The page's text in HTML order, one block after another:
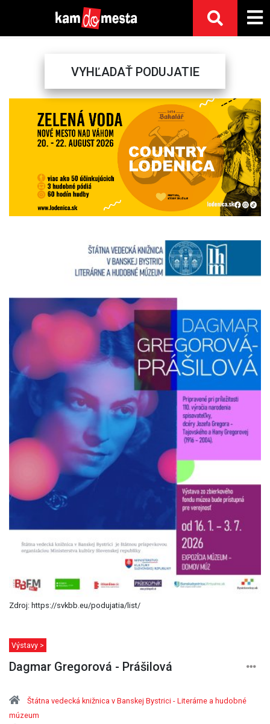
VYHĽADAŤ PODUJATIE
Next
Zdroj: https://svkbb.eu/podujatia/list/
Výstavy >
Dagmar Gregorová - Prášilová
Štátna vedecká knižnica v Banskej Bystrici - Literárne a hudobné
múzeum